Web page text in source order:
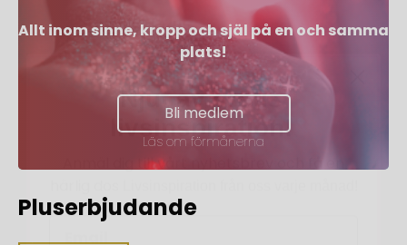
Allt inom sinne, kropp och själ på en och samma
plats!
Bli medlem
Läs om förmånerna
Pluserbjudande
Njut av gratis
livsinspiration!
Anmäl dig till vårt nyhetsbrev och få en
Livsinspiration från oss varje månad!